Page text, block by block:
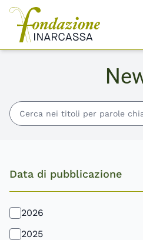
Salta
contenuto
principale
Data di pubblicazione
2026
2025